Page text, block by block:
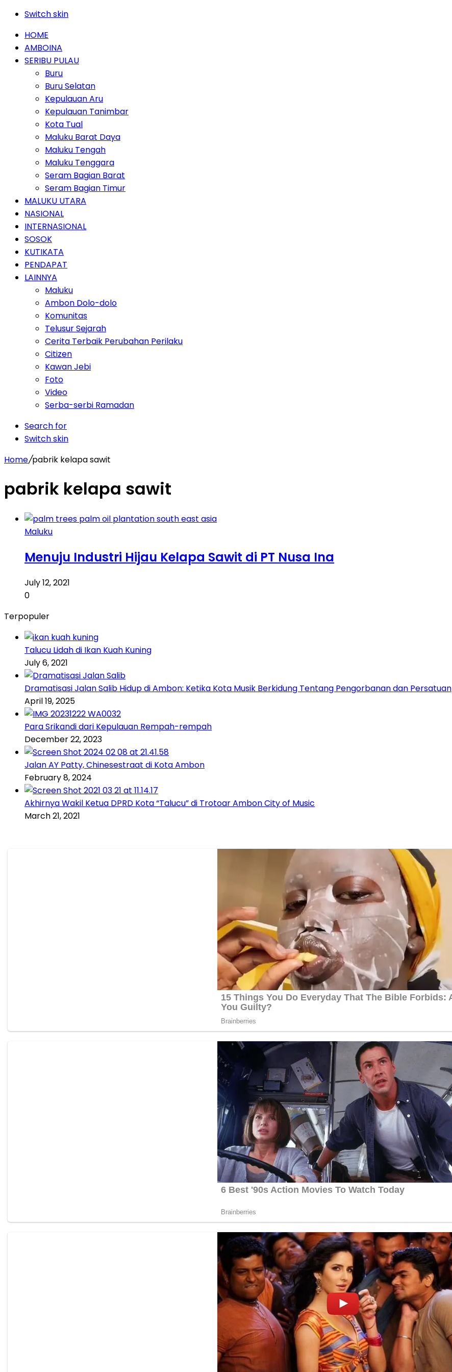
Switch skin
HOME
AMBOINA
SERIBU PULAU
Buru
Buru Selatan
Kepulauan Aru
Kepulauan Tanimbar
Kota Tual
Maluku Barat Daya
Maluku Tengah
Maluku Tenggara
Seram Bagian Barat
Seram Bagian Timur
MALUKU UTARA
NASIONAL
INTERNASIONAL
SOSOK
KUTIKATA
PENDAPAT
LAINNYA
Maluku
Ambon Dolo-dolo
Komunitas
Telusur Sejarah
Cerita Terbaik Perubahan Perilaku
Citizen
Kawan Jebi
Foto
Video
Serba-serbi Ramadan
Search for
Switch skin
Home/pabrik kelapa sawit
pabrik kelapa sawit
Maluku
Menuju Industri Hijau Kelapa Sawit di PT Nusa Ina
July 12, 2021
0
Terpopuler
Talucu Lidah di Ikan Kuah Kuning
July 6, 2021
Dramatisasi Jalan Salib Hidup di Ambon: Ketika Kota Musik Berkidung Tentang Pengorbanan dan Persatuan
April 19, 2025
Para Srikandi dari Kepulauan Rempah-rempah
December 22, 2023
Jalan AY Patty, Chinesestraat di Kota Ambon
February 8, 2024
Akhirnya Wakil Ketua DPRD Kota “Talucu” di Trotoar Ambon City of Music
March 21, 2021